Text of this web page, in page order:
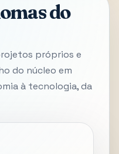
do
próprios e
do núcleo em
à tecnologia, da